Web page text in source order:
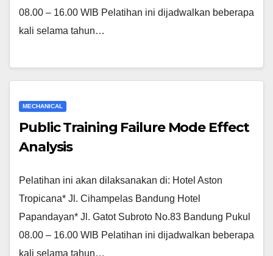
08.00 – 16.00 WIB Pelatihan ini dijadwalkan beberapa
kali selama tahun…
MECHANICAL
Public Training Failure Mode Effect
Analysis
Pelatihan ini akan dilaksanakan di: Hotel Aston
Tropicana* Jl. Cihampelas Bandung Hotel
Papandayan* Jl. Gatot Subroto No.83 Bandung Pukul
08.00 – 16.00 WIB Pelatihan ini dijadwalkan beberapa
kali selama tahun…